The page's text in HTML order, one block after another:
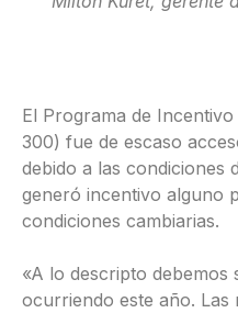
El Programa de
300) fue de escaso
debido a las condiciones
generó incentivo alguno
condiciones cambiarias.
«A lo descripto debemos
ocurriendo este año. Las